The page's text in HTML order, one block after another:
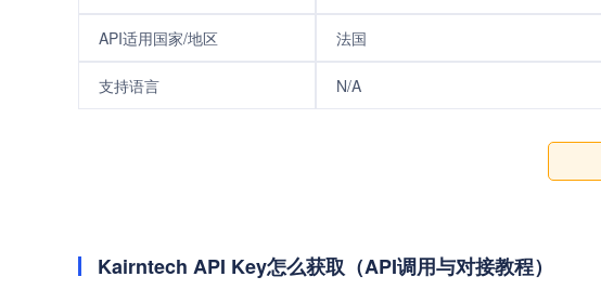
API适用国家/地区 法国
支持语言 N/A
Kairntech API Key怎么获取（API调用与对接教程）